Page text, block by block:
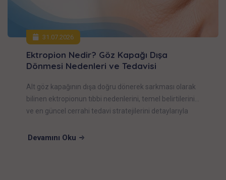
31.07.2026
Ektropion Nedir? Göz Kapağı Dışa
Dönmesi Nedenleri ve Tedavisi
Alt göz kapağının dışa doğru dönerek sarkması olarak
bilinen ektropionun tıbbi nedenlerini, temel belirtilerini
ve en güncel cerrahi tedavi stratejilerini detaylarıyla
Devamını Oku